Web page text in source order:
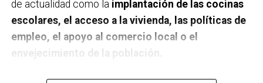
de actualidad como la implantación de las cocinas
escolares, el acceso a la vivienda, las políticas de
empleo, el apoyo al comercio local o el
envejecimiento de la población.